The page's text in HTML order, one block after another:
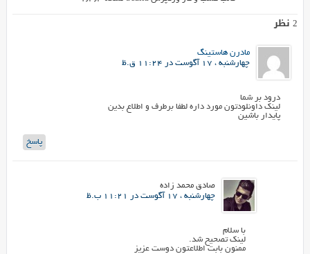
2 نظر
مادرن هاستینگ
چهارشنبه ، 17 آگوست در 11:24 ق.ظ
درود بر شما
لینک داونلودتون مورد داره لطفا برطرف و اطلاع بدین
پایدار باشین
پاسخ
صادق محمد زاده
چهارشنبه ، 17 آگوست در 11:21 ب.ظ
با سلام
لینک تصحیح شد.
ممنون بابت اطلاعتون دوست عزیز